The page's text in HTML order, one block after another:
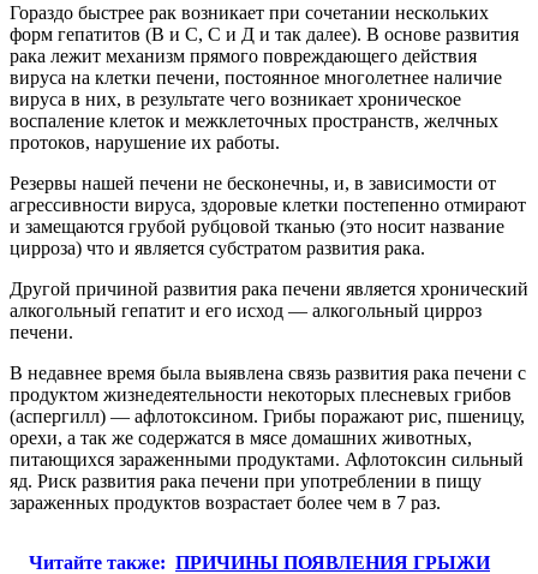
Гораздо быстрее рак возникает при сочетании нескольких
форм гепатитов (В и С, С и Д и так далее). В основе развития
рака лежит механизм прямого повреждающего действия
вируса на клетки печени, постоянное многолетнее наличие
вируса в них, в результате чего возникает хроническое
воспаление клеток и межклеточных пространств, желчных
протоков, нарушение их работы.
Резервы нашей печени не бесконечны, и, в зависимости от
агрессивности вируса, здоровые клетки постепенно отмирают
и замещаются грубой рубцовой тканью (это носит название
цирроза) что и является субстратом развития рака.
Другой причиной развития рака печени является хронический
алкогольный гепатит и его исход — алкогольный цирроз
печени.
В недавнее время была выявлена связь развития рака печени с
продуктом жизнедеятельности некоторых плесневых грибов
(аспергилл) — афлотоксином. Грибы поражают рис, пшеницу,
орехи, а так же содержатся в мясе домашних животных,
питающихся зараженными продуктами. Афлотоксин сильный
яд. Риск развития рака печени при употреблении в пищу
зараженных продуктов возрастает более чем в 7 раз.
Читайте также: ПРИЧИНЫ ПОЯВЛЕНИЯ ГРЫЖИ